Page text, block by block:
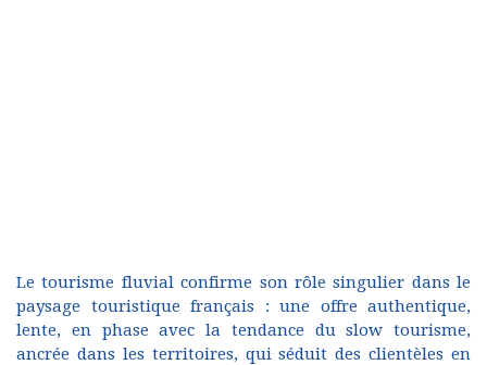
Le tourisme fluvial confirme son rôle singulier dans le
paysage touristique français : une offre authentique,
lente, en phase avec la tendance du slow tourisme,
ancrée dans les territoires, qui séduit des clientèles en